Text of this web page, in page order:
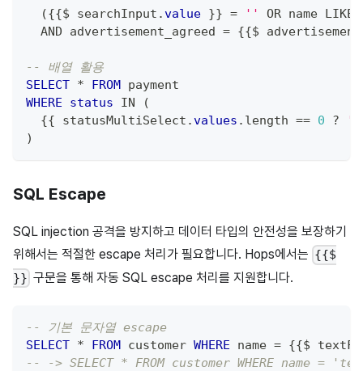
({{$ searchInput .value }} = '' OR name LIKE
AND advertisement_agreed = {{$
-- 배열 활용
SELECT * FROM
payment
WHERE
status IN
(
  {{ statusMultiSelect
.values . length == 0 ?
)
SQL Escape
SQL injection 공격을 방지하고 데이터 타입의 안전성을 보장하기
위해서는 적절한 escape 처리가 필요합니다. Hops에서는 {{$
}} 구문을 통해 자동 SQL escape 처리를 지원합니다.
-- 기본 문자열 escape
SELECT * FROM customer WHERE name = {{$
-- -> SELECT * FROM customer WHERE name =